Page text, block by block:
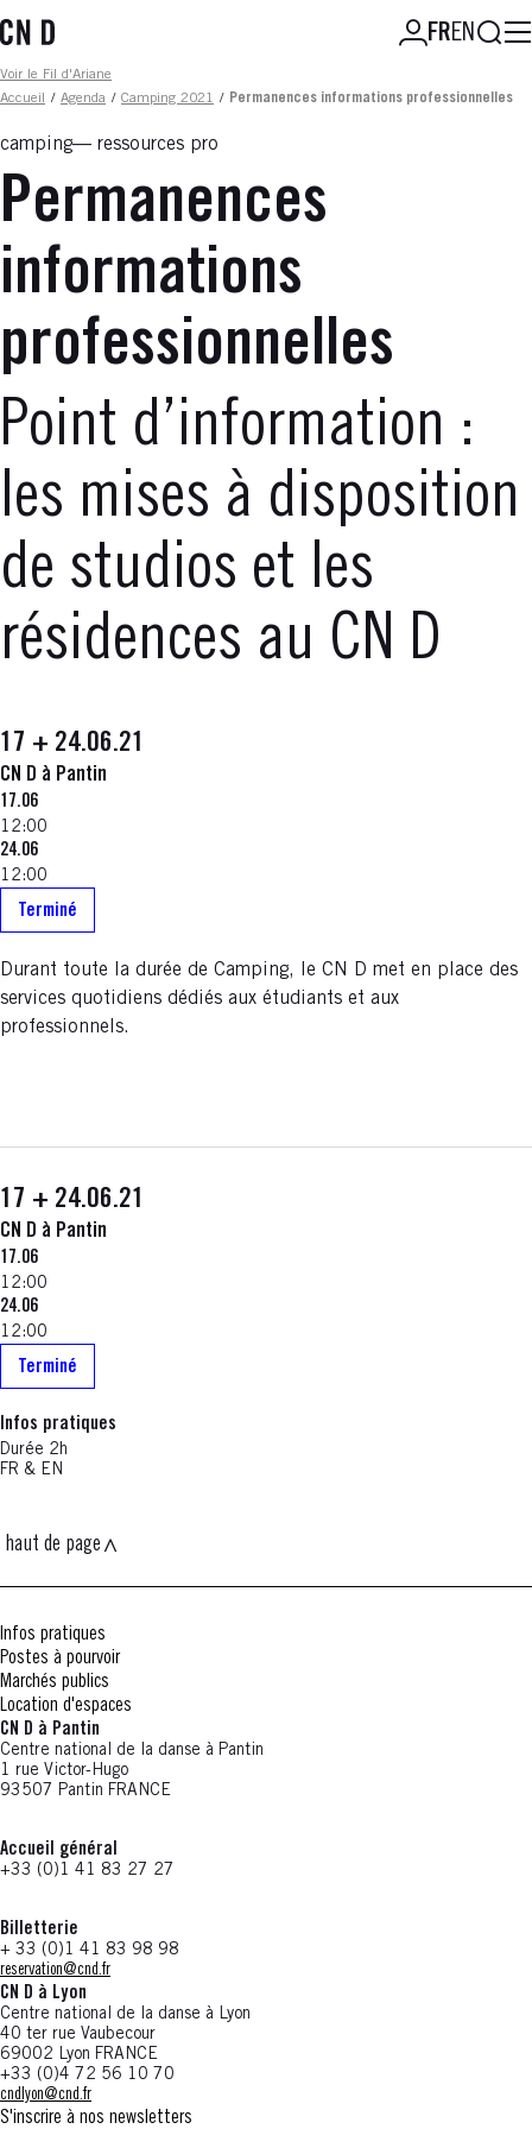
au
principal
FREN
Fil d'ariane
Voir le Fil d'Ariane
Accueil
/ Agenda / Camping 2021 / Permanences informations professionnelles
camping ressources pro
Permanences
informations
professionnelles
Point d’information :
les mises à disposition
de studios et les
résidences au CN D
17 + 24.06.21
CN D à Pantin
17.06
12:00
24.06
12:00
Terminé
Durant toute la durée de Camping, le CN D met en place des
services quotidiens dédiés aux étudiants et aux
professionnels.
17 + 24.06.21
CN D à Pantin
17.06
12:00
24.06
12:00
Terminé
Infos pratiques
Durée 2h
FR & EN
haut de page
Infos pratiques
Postes à pourvoir
Marchés publics
Location d'espaces
CN D à Pantin
Centre national de la danse à Pantin
1 rue Victor-Hugo
93507 Pantin FRANCE
Accueil général
+33 (0)1 41 83 27 27
Billetterie
+ 33 (0)1 41 83 98 98
reservation@cnd.fr
CN D à Lyon
Centre national de la danse à Lyon
40 ter rue Vaubecour
69002 Lyon FRANCE
+33 (0)4 72 56 10 70
cndlyon@cnd.fr
S'inscrire à nos newsletters